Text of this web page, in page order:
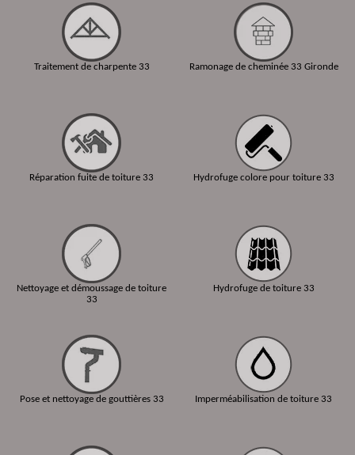
Traitement de charpente 33
Réparation fuite de toiture 33
Nettoyage et démoussage de toiture
33
Pose et nettoyage de gouttières 33
Ramonage de cheminée 33 Gironde
Hydrofuge colore pour toiture 33
Hydrofuge de toiture 33
Imperméabilisation de toiture 33